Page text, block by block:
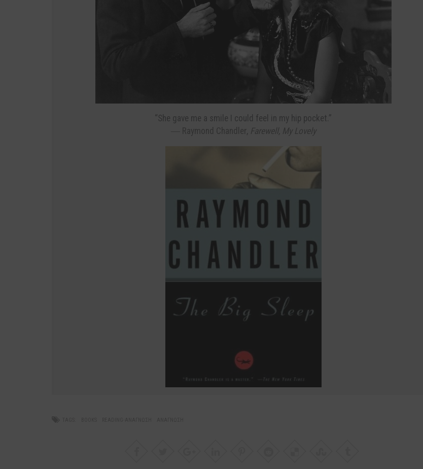
“She gave me a smile I could feel in my hip pocket.”
Raymond Chandler, Farewell, My Lovely